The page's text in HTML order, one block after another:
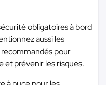
obligatoires à bord
aussi les
pour
et prévenir les risques.